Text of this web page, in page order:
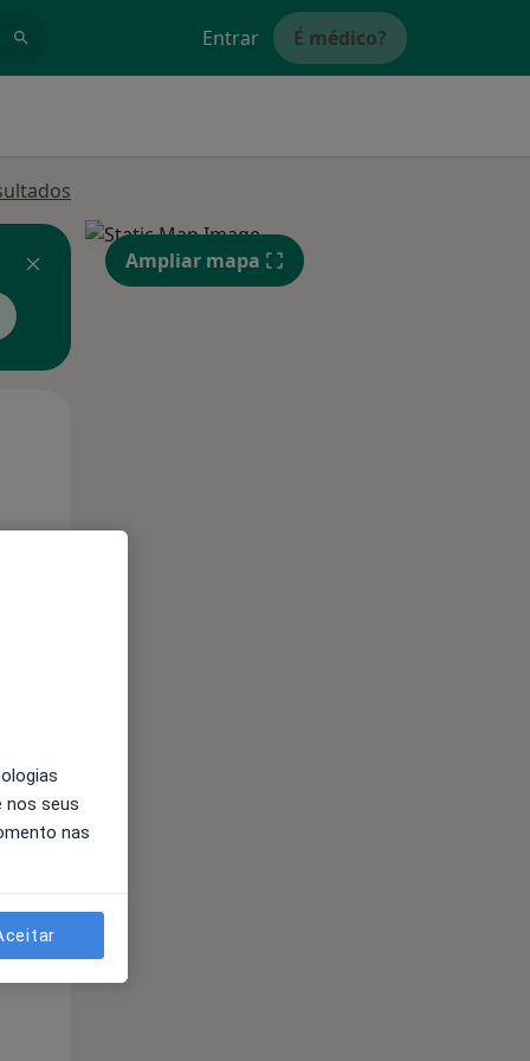
Entrar É médico?
10 Ago
Ampliar mapa
nos seus
nas